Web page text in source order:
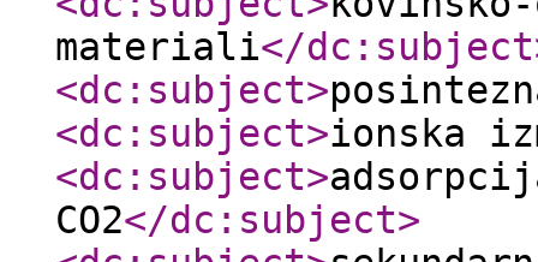
materiali</dc:subject
<dc:subject>
<dc:subject>ionska
<dc:subject>
CO2</dc:subject>